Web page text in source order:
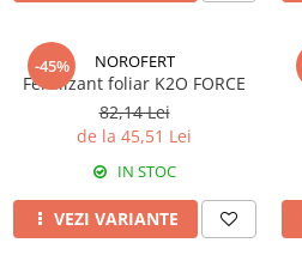
Semințe
Erbicide
Insecticide
Biostimulatori
Fertilizanți foliari
Dezinfectant sol
Fertilizanți foliari
Adjuvanți
Tratament semințe
Fungicide
Insecticide
Biostimulatori
-45% NOROFERT
Fertilizant foliar K2O FORCE
82,14 Lei
de la 45,51 Lei
IN STOC
VEZI VARIANTE